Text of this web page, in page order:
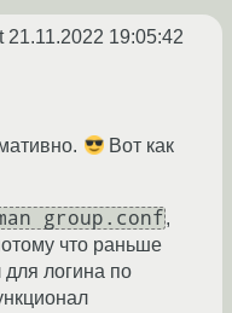
21.11.2022 19:05:42
Вот как
group.conf,
что раньше
логина по